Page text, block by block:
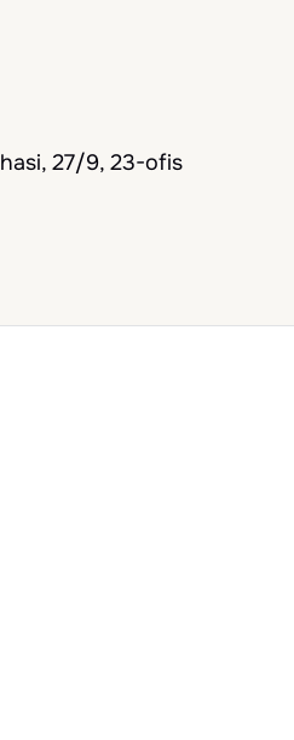
27/9, 23-ofis